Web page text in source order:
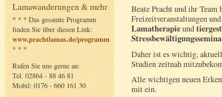
Lamawanderungen & mehr
* * * Das gesamte Programm
finden Sie über diesen Link:
www.prachtlamas.de/programm
* * *
Rufen Sie uns gerne an:
Tel. 02864 - 88 46 81
Mobil: 0176 - 660 161 30
Beate Pracht und ihr Team
Freizeitveranstaltungen
Lamatherapieund
Daher ist es wichtig,
Studien zeitnah
Alle wichtigen neuen
mit ein.